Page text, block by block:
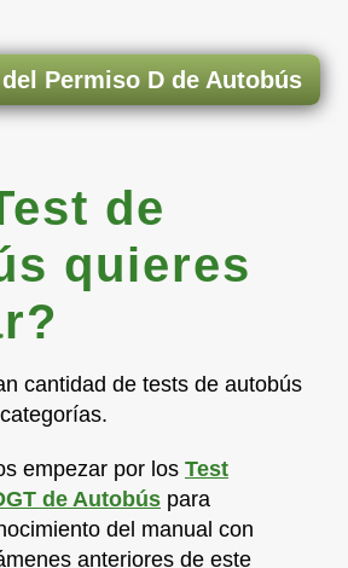
Permiso D de Autobús
de
quieres
cantidad de tests de autobús
empezar por los Test
de Autobús para
del manual con
anteriores de este